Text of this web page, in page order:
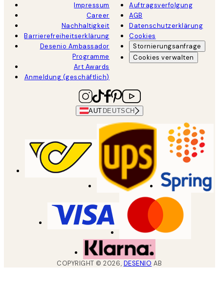
Impressum
Career
Nachhaltigkeit
Barrierefreiheitserklärung
Desenio Ambassador
Programme
Art Awards
Anmeldung (geschäftlich)
Auftragsverfolgung
AGB
Datenschutzerklärung
Cookies
Stornierungsanfrage
Cookies verwalten
AUT DEUTSCH
COPYRIGHT ©2026, DESENIO AB